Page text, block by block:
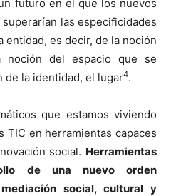
futuro en el que los nuevos
las especificidades
entidad, es decir, de la noción
del espacio que se
la identidad, el lugar4.
que estamos viviendo
TIC en herramientas capaces
social. Herramientas
de una nuevo orden
social, cultural y